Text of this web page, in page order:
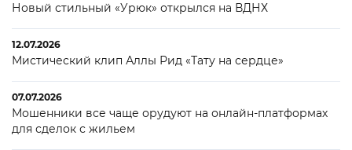
Новый стильный «Урюк» открылся на ВДНХ
12.07.2026
Мистический клип Аллы Рид «Тату на сердце»
07.07.2026
Мошенники все чаще орудуют на онлайн-платформах
для сделок с жильем